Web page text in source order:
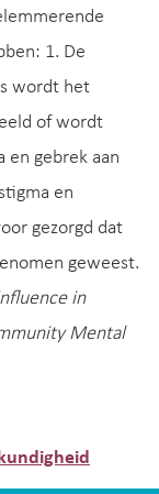
1. De
wordt het
of wordt
en gebrek aan
en
gezorgd dat
geweest.
in
Mental